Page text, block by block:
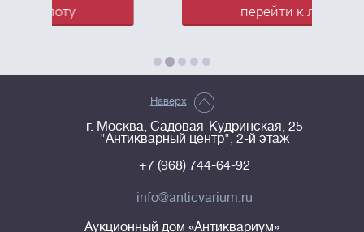
перейти к лоту
Наверх
г. Москва, Садовая-Кудринская, 25
"Антикварный центр", 2-й этаж
+7 (968) 744-64-92
info@anticvarium.ru
Аукционный дом «Антиквариум»